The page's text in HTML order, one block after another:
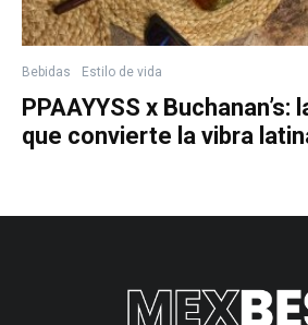
Bebidas Estilo de vida
PPAAYYSS x
que convierte la vibra